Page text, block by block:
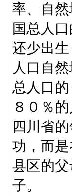
率、自
国总人
还少出生
人口自
总人口
８０％
四川省
功，而
县区的
子。